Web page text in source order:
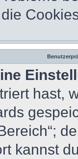
hast,
kannst